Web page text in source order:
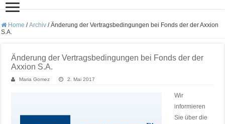
Home / Archiv / Änderung der Vertragsbedingungen bei Fonds der der Axxion
S.A.
Änderung der Vertragsbedingungen bei Fonds der der
Axxion S.A.
Maria Gomez 2. Mai 2017
Wir
informieren
Sie über die